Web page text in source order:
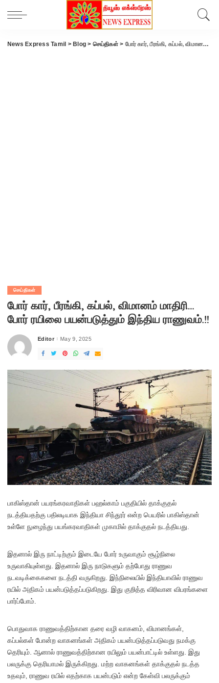
News Express Tamil > Blog > செய்திகள்> போர் கார், பீரங்கி, கப்பல், விமானம் மாதிரி… போர் ரயிலை பயன்படுத்தும் இந்திய ராணுவம்.!!
செய்திகள்
போர் கார், பீரங்கி, கப்பல், விமானம் மாதிரி…
போர் ரயிலை பயன்படுத்தும் இந்திய ராணுவம்.!!
Posted
Editor May 9, 2025
பாகிஸ்தான் பயரங்கரவாதிகள் பஹல்காம் பகுதியில் தாக்குதல்
நடத்தியதற்கு பதிலடியாக இந்தியா சிந்தூர் என்ற பெயரில் பாகிஸ்தான்
உள்ளே நுழைந்து பயங்கரவாதிகள் முகாமில் தாக்குதல் நடத்தியது.
இதனால் இரு நாட்டிற்கும் இடையே போர் உருவாகும் சூழ்நிலை
உருவாகியுள்ளது. இதனால் இரு நாடுகளும் தற்போது ராணுவ
நடவடிக்கைகளை நடத்தி வருகிறது. இந்நிலையில் இந்தியாவில் ராணுவ
ரயில் அதிகம் பயன்படுத்தப்படுகிறது. இது குறித்த விரிவான விபரங்களை
பார்ப்போம்.
பொதுவாக ராணுவத்திற்கான தரை வழி வாகனம், விமானங்கள்,
கப்பல்கள் போன்ற வாகனங்கள் அதிகம் பயன்படுத்தப்படுவது நமக்கு
தெரியும். ஆனால் ராணுவத்திற்கான ரயிலும் பயன்பாட்டில் உள்ளது. இது
பலருக்கு தெரியாமல் இருக்கிறது. மற்ற வாகனங்கள் தாக்குதல் நடத்த
உதவும், ராணுவ ரயில் எதற்காக பயன்படும் என்ற கேள்வி பலருக்கும்